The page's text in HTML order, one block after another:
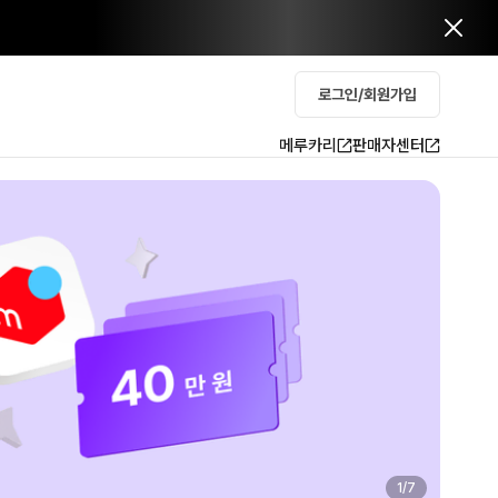
로그인/회원가입
메루카리 판매자센터
2/7